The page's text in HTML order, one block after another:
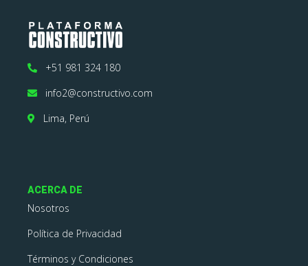
+51 981 324 180
info2@constructivo.com
Lima, Perú
ACERCA DE
Nosotros
Política de Privacidad
Términos y Condiciones